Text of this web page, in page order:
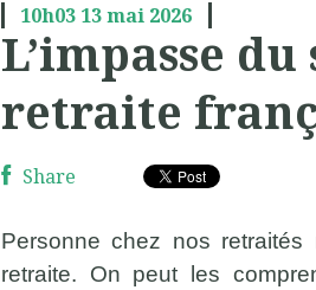
10h03 13mai 2026
L’impasse
retraite
Share
Personne chez nos
retraite. On peut les